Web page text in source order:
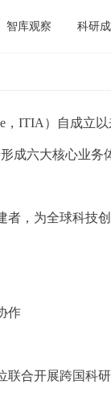
智库观察 科研
，ITIA）自成立
成六大核心业务
，为全球科技创
作
合开展跨国科研